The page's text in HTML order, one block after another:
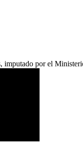
por el